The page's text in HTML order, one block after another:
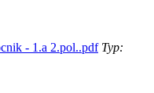
- 1.a 2.pol..pdfTyp: